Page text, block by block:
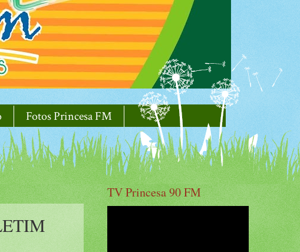
Fotos Princesa FM
TV Princesa 90 FM